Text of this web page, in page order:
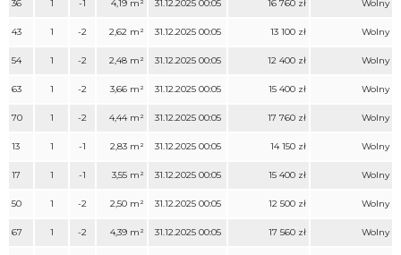
36 1 -1 4,19 m² 31.12.2025 00:05 16 760 zł Wolny
43 1 -2 2,62 m² 31.12.2025 00:05 13 100 zł Wolny
54 1 -2 2,48 m² 31.12.2025 00:05 12 400 zł Wolny
63 1 -2 3,66 m² 31.12.2025 00:05 15 400 zł Wolny
70 1 -2 4,44 m² 31.12.2025 00:05 17 760 zł Wolny
13 1 -1 2,83 m² 31.12.2025 00:05 14 150 zł Wolny
17 1 -1 3,55 m² 31.12.2025 00:05 15 400 zł Wolny
50 1 -2 2,50 m² 31.12.2025 00:05 12 500 zł Wolny
67 1 -2 4,39 m² 31.12.2025 00:05 17 560 zł Wolny